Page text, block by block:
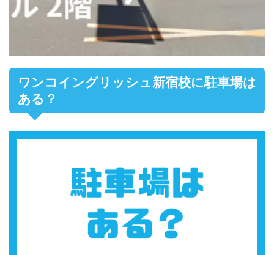
ワンコイングリッシュ新宿校に駐車場は
ある？